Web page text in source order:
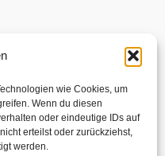
wie Cookies, um
Wenn du diesen
oder eindeutige IDs auf
erteilst oder zurückziehst,
werden.